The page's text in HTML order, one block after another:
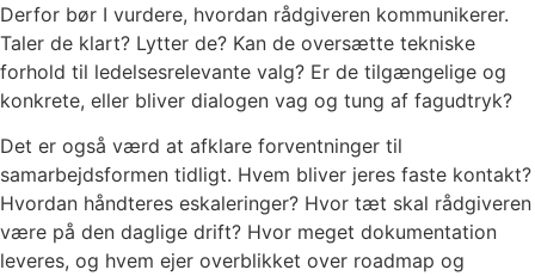
Derfor bør I vurdere, hvordan rådgiveren kommunikerer.
Taler de klart? Lytter de? Kan de oversætte tekniske
forhold til ledelsesrelevante valg? Er de tilgængelige og
konkrete, eller bliver dialogen vag og tung af fagudtryk?
Det er også værd at afklare forventninger til
samarbejdsformen tidligt. Hvem bliver jeres faste kontakt?
Hvordan håndteres eskaleringer? Hvor tæt skal rådgiveren
være på den daglige drift? Hvor meget dokumentation
leveres, og hvem ejer overblikket over roadmap og